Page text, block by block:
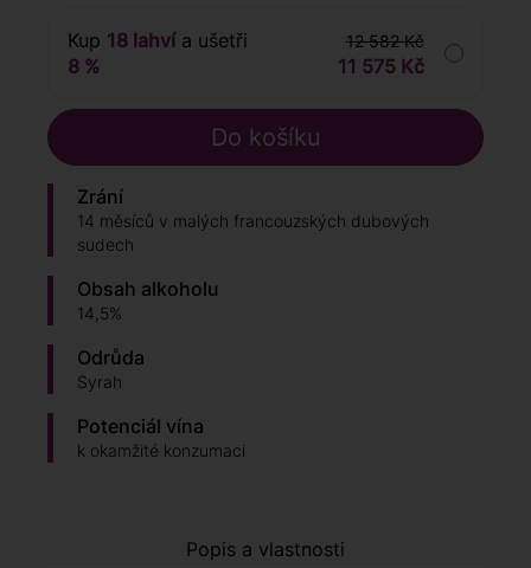
Kup 18 lahvía ušetři
8 %
12 582 Kč
11 575 Kč
Zrání
14 měsíců v malých francouzských dubových
sudech
Obsah alkoholu
14,5%
Odrůda
Syrah
Potenciál vína
k okamžité konzumaci
Popis a vlastnosti